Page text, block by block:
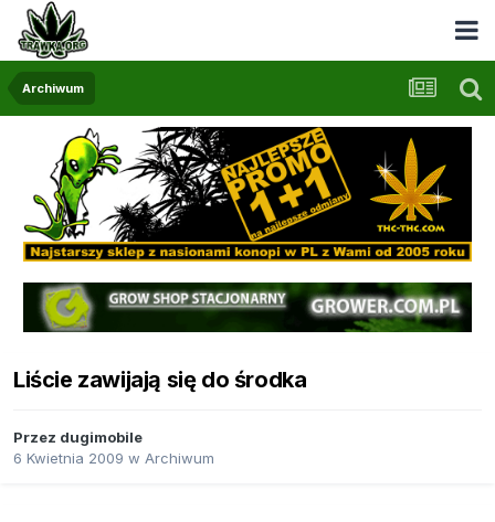
Archiwum
Liście zawijają się do środka
Przez dugimobile
6 Kwietnia 2009 w Archiwum